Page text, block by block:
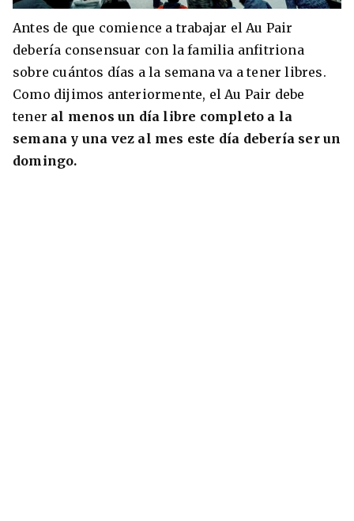
Antes de que comience a trabajar el Au Pair
debería consensuar con la familia anfitriona
sobre cuántos días a la semana va a tener libres.
Como dijimos anteriormente, el Au Pair debe
tener al menos un día libre completo a la
semana y una vez al mes este día debería ser un
domingo.